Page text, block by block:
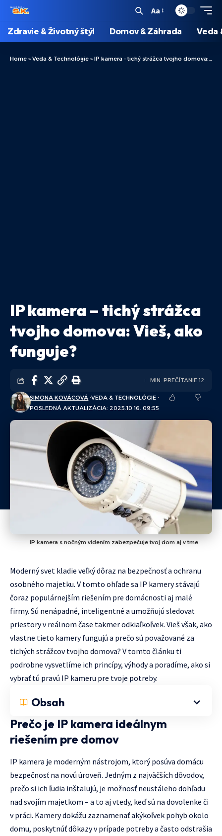
Aa
Zdravie & Životný štýl Domov & Záhrada Veda
Home » Veda & Technológie » IP kamera – tichý strážca tvojho domova: Vieš, ako funguje?
IP kamera – tichý strážca
tvojho domova: Vieš, ako
funguje?
POSLEDNÁ AKTUALIZÁCIA: 2025.10.16. 09:55
SIMONA KOVÁCOVÁ VEDA & TECHNOLÓGIE
MIN. PREČÍTANIE 12
IP kamera s nočným videním zabezpečuje tvoj dom aj v tme.
Moderný svet kladie veľký dôraz na bezpečnosť a ochranu
osobného majetku. V tomto ohľade sa IP kamery stávajú
čoraz populárnejším riešením pre domácnosti aj malé
firmy. Sú nenápadné, inteligentné a umožňujú sledovať
priestory v reálnom čase takmer odkiaľkoľvek. Vieš však, ako
vlastne tieto kamery fungujú a prečo sú považované za
tichých strážcov tvojho domova? V tomto článku ti
podrobne vysvetlíme ich princípy, výhody a poradíme, ako si
vybrať tú pravú IP kameru pre tvoje potreby.
Obsah
Prečo je IP kamera ideálnym
riešením pre domov
IP kamera je moderným nástrojom, ktorý posúva domácu
bezpečnosť na novú úroveň. Jedným z najväčších dôvodov,
prečo si ich ľudia inštalujú, je možnosť neustáleho dohľadu
nad svojím majetkom – a to aj vtedy, keď sú na dovolenke či
v práci. Kamery dokážu zaznamenať akýkoľvek pohyb okolo
domu, poskytnúť dôkazy v prípade potreby a často odstrašia